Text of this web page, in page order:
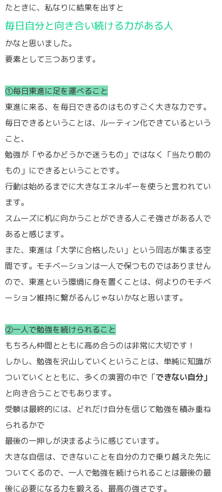
たときに、私なりに結果を出すと
毎日自分と向き合い続ける力がある人
かなと思いました。
要素として三つあります。
①毎日東進に足を運べること
東進に来る、を毎日できるのはものすごく大きな力です。
毎日できるということは、ルーティン化できているという
こと、
勉強が「やるかどうかで迷うもの」ではなく「当たり前の
もの」にできるということです。
行動は始めるまでに大きなエネルギーを使うと言われてい
ます。
スムーズに机に向かうことができる人こそ強さがある人で
あると感じます。
また、東進は「大学に合格したい」という同志が集まる空
間です。モチベーションは一人で保つものではありません
ので、東進という環境に身を置くことは、何よりのモチベ
ーション維持に繋がるんじゃないかなと思います。
②一人で勉強を続けられること
もちろん仲間とともに高め合うのは非常に大切です！
しかし、勉強を沢山していくということは、単純に知識が
ついていくとともに、多くの演習の中で「できない自分」
と向き合うことでもあります。
受験は最終的には、どれだけ自分を信じて勉強を積み重ね
られるかで
最後の一押しが決まるように感じています。
大きな自信は、できないことを自分の力で乗り越えた先に
ついてくるので、一人で勉強を続けられることは最後の最
後に必要になる力を鍛える、最高の強さです。